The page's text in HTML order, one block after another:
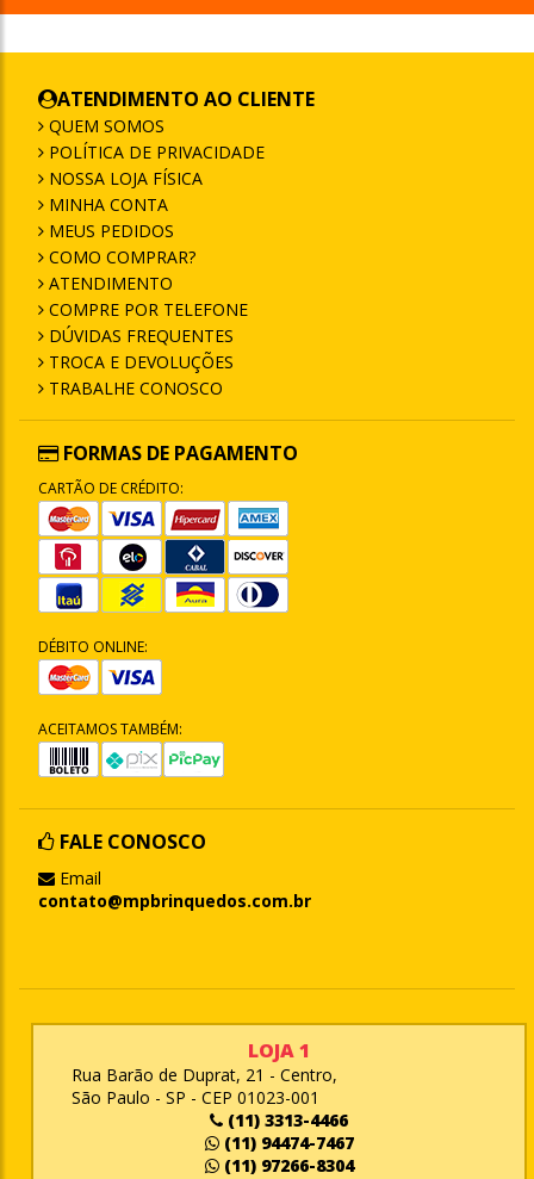
ATENDIMENTO AO CLIENTE
QUEM SOMOS
POLÍTICA DE PRIVACIDADE
NOSSA LOJA FÍSICA
MINHA CONTA
MEUS PEDIDOS
COMO COMPRAR?
ATENDIMENTO
COMPRE POR TELEFONE
DÚVIDAS FREQUENTES
TROCA E DEVOLUÇÕES
TRABALHE CONOSCO
FORMAS DE PAGAMENTO
CARTÃO DE CRÉDITO:
DÉBITO ONLINE:
ACEITAMOS TAMBÉM:
FALE CONOSCO
Email
contato@mpbrinquedos.com.br
LOJA 1
Rua Barão de Duprat, 21 - Centro,
São Paulo - SP - CEP 01023-001
(11) 3313-4466
(11) 94474-7467
(11) 97266-8304